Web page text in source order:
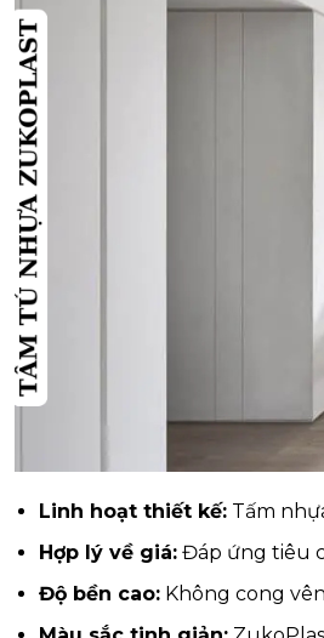
Linh hoạt thiết kế: Tấm
Hợp lý về giá: Đáp ứng tiêu
Độ bền cao: Không cong